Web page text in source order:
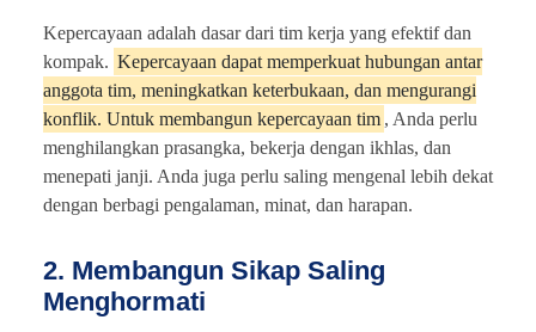
Kepercayaan adalah dasar dari tim kerja yang efektif dan
kompak. Kepercayaan dapat memperkuat hubungan antar
anggota tim, meningkatkan keterbukaan, dan mengurangi
konflik. Untuk membangun kepercayaan tim , Anda perlu
menghilangkan prasangka, bekerja dengan ikhlas, dan
menepati janji. Anda juga perlu saling mengenal lebih dekat
dengan berbagi pengalaman, minat, dan harapan.
2. Membangun Sikap Saling
Menghormati